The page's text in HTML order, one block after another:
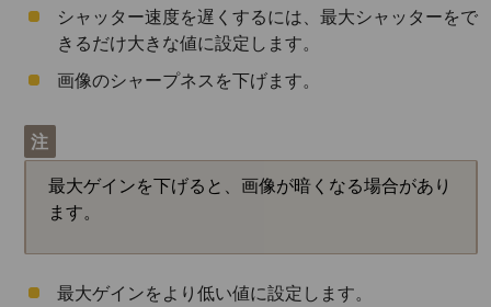
シャッター速度を遅くするには、最大シャッターをで
きるだけ大きな値に設定します。
画像のシャープネスを下げます。
注
最大ゲインを下げると、画像が暗くなる場合があり
ます。
最大ゲインをより低い値に設定します。